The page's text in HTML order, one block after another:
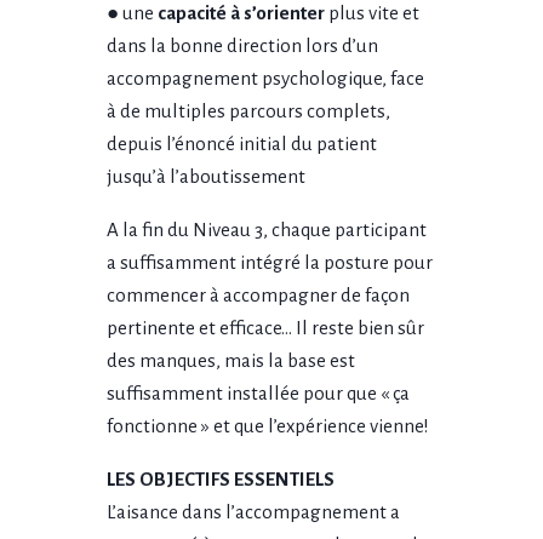
● une capacité à s’orienter plus vite et
dans la bonne direction lors d’un
accompagnement psychologique, face
à de multiples parcours complets,
depuis l’énoncé initial du patient
jusqu’à l’aboutissement
A la fin du Niveau 3, chaque participant
a suffisamment intégré la posture pour
commencer à accompagner de façon
pertinente et efficace… Il reste bien sûr
des manques, mais la base est
suffisamment installée pour que « ça
fonctionne » et que l’expérience vienne!
LES OBJECTIFS ESSENTIELS
L’aisance dans l’accompagnement a